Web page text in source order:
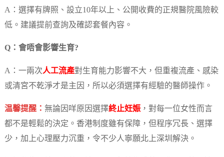
A：選擇有牌照、設立10年以上、公開收費的正規醫院風險較
低。建議提前查詢及確認套餐內容。
Q：會唔會影響生育?
A：一兩次人工流產對生育能力影響不大，但重複流產、感染
或清宮不乾淨才是主因，所以必須選擇有經驗的醫師操作。
温馨提醒： 無論因咩原因選擇終止妊娠，對每一位女性而言
都不是輕鬆的決定。香港制度雖有保障，但程序冗長、選擇
少，加上心理壓力沉重，令不少人寧願北上深圳解決。